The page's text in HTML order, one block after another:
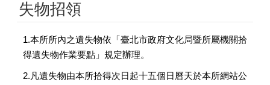
失物招領
1.本所所內之遺失物依「臺北市政府文化局暨所屬機關拾
得遺失物作業要點」規定辦理。
2.凡遺失物由本所拾得次日起十五個日曆天於本所網站公